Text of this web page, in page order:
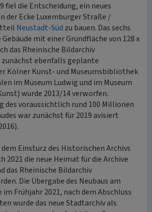
fiel die Entscheidung, ein neues
der Ecke Luxemburger Straße /
Neustadt-Süd zu bauen. Das sechs
mit einer Grundfläche von 128 x
das Rheinische Bildarchiv
zunächst ebenfalls geplante
Kölner Kunst- und Museumsbibliothek
im Museum Ludwig und im Museum
wurde 2013/14 verworfen.
des voraussichtlich rund 100 Millionen
war zunächst für 2019 avisiert
Einsturz des Historischen Archivs
2021 die neue Heimat für die Archive
das Rheinische Bildarchiv
Die Übergabe des Neubaus am
Frühjahr 2021, nach dem Abschluss
wurde das neue Stadtarchiv als